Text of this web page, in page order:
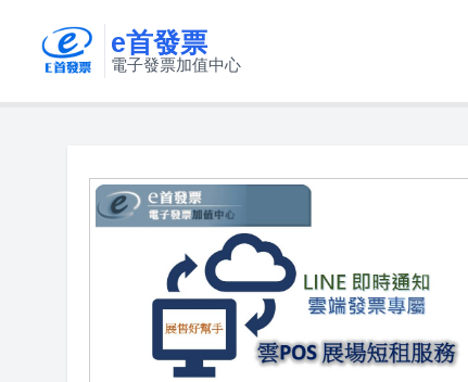
e首發票
電子發票加值中心